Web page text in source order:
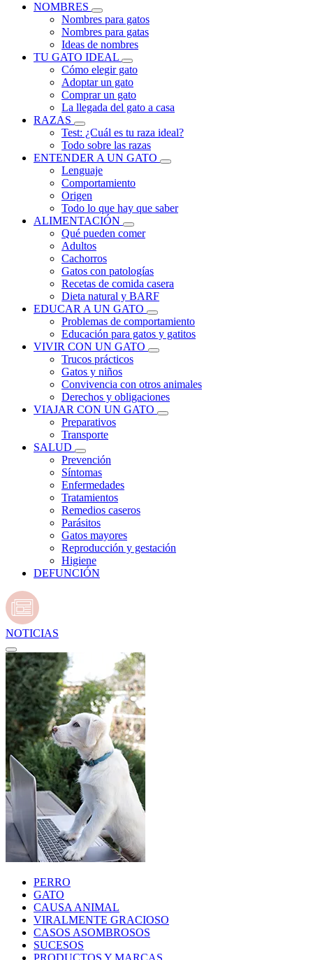
NOMBRES
Nombres para gatos
Nombres para gatas
Ideas de nombres
TU GATO IDEAL
Cómo elegir gato
Adoptar un gato
Comprar un gato
La llegada del gato a casa
RAZAS
Test: ¿Cuál es tu raza ideal?
Todo sobre las razas
ENTENDER A UN GATO
Lenguaje
Comportamiento
Origen
Todo lo que hay que saber
ALIMENTACIÓN
Qué pueden comer
Adultos
Cachorros
Gatos con patologías
Recetas de comida casera
Dieta natural y BARF
EDUCAR A UN GATO
Problemas de comportamiento
Educación para gatos y gatitos
VIVIR CON UN GATO
Trucos prácticos
Gatos y niños
Convivencia con otros animales
Derechos y obligaciones
VIAJAR CON UN GATO
Preparativos
Transporte
SALUD
Prevención
Síntomas
Enfermedades
Tratamientos
Remedios caseros
Parásitos
Gatos mayores
Reproducción y gestación
Higiene
DEFUNCIÓN
NOTICIAS
PERRO
GATO
CAUSA ANIMAL
VIRALMENTE GRACIOSO
CASOS ASOMBROSOS
SUCESOS
PRODUCTOS Y MARCAS